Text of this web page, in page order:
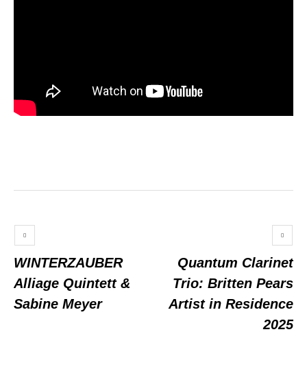
WINTERZAUBER
Alliage Quintett &
Sabine Meyer
Quantum Clarinet
Trio: Britten Pears
Artist in Residence
2025